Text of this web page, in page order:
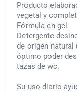
Producto
vegetal y
Fórmula en gel
Detergente
de origen
óptimo poder
tazas de wc.
Su uso diario